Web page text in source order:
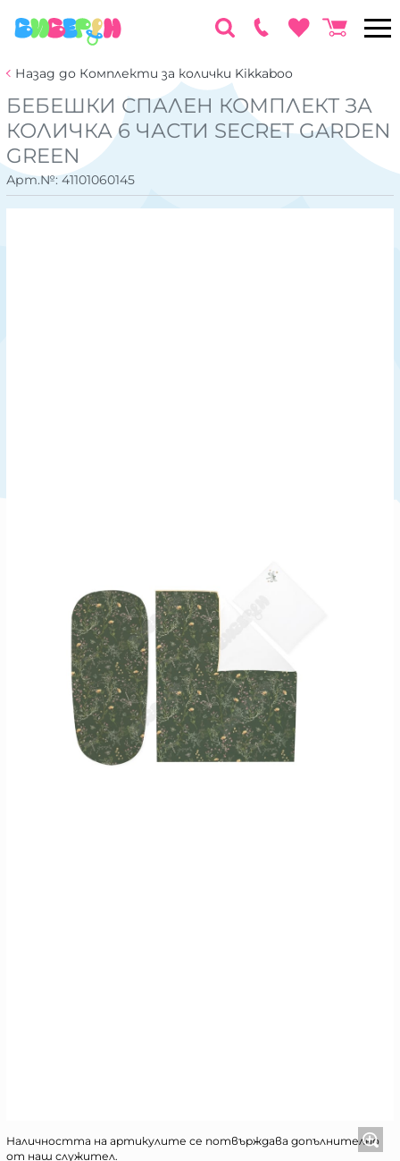
Назад до Комплекти за колички Kikkaboo
БЕБЕШКИ СПАЛЕН КОМПЛЕКТ ЗА
КОЛИЧКА 6 ЧАСТИ SECRET GARDEN
GREEN
Арт.№:41101060145
Наличността на артикулите се потвърждава допълнително
от наш служител.